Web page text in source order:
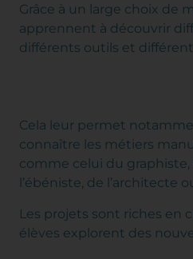
Grâce à un large choix de
apprennent à découvrir
différents outils et
Cela leur permet
connaître les métiers
comme celui du graphiste,
l’ébéniste, de l’architecte
Les projets sont riches en
élèves explorent des